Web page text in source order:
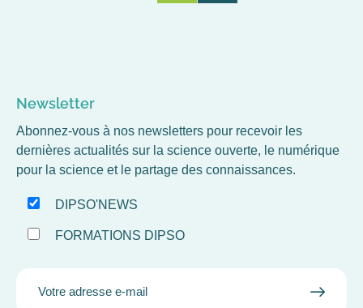
Newsletter
Abonnez-vous à nos newsletters pour recevoir les
dernières actualités sur la science ouverte, le numérique
pour la science et le partage des connaissances.
DIPSO'NEWS
FORMATIONS DIPSO